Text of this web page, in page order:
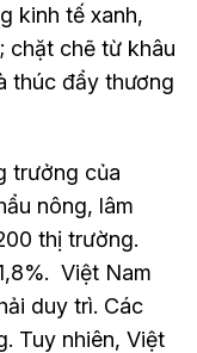
kinh tế xanh,
chặt chẽ từ khâu
thúc đẩy thương
trưởng của
nông, lâm
thị trường.
Việt Nam
duy trì. Các
Tuy nhiên, Việt